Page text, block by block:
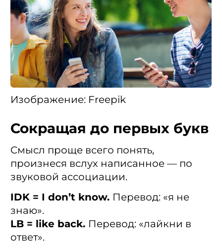
Изображение: Freepik
Сокращая до первых букв
Смысл проще всего понять,
произнеся вслух написанное — по
звуковой ассоциации.
IDK = I don’t know. Перевод: «я не
знаю».
LB = like back. Перевод: «лайкни в
ответ».